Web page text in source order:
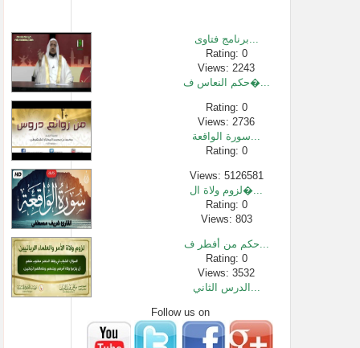
برنامج فتاوى...
Rating: 0
Views: 2243
حكم النعاس ف�...
Rating: 0
Views: 2736
سورة الواقعة...
Rating: 0
Views: 5126581
لزوم ولاة ال�...
Rating: 0
Views: 803
حكم من أفطر ف...
Rating: 0
Views: 3532
الدرس الثاني...
Rating: 0
Views: 9649
حكم الاحتفال...
Follow us on